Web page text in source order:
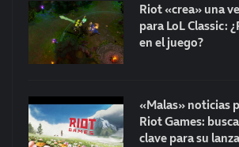
Riot «crea» una
para LoL Classic:
en el juego?
«Malas» noticias
Riot Games:
clave para su